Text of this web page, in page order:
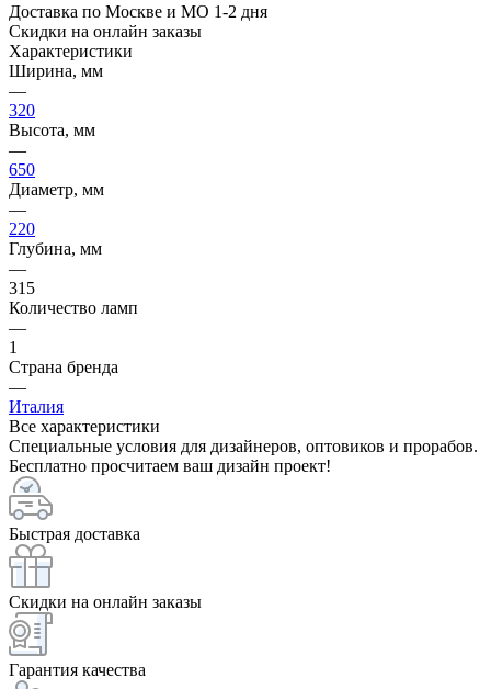
Доставка по Москве и МО 1-2 дня
Скидки на онлайн заказы
Характеристики
Ширина, мм
—
320
Высота, мм
—
650
Диаметр, мм
—
220
Глубина, мм
—
315
Количество ламп
—
1
Страна бренда
—
Италия
Все характеристики
Специальные условия для дизайнеров, оптовиков и прорабов.
Бесплатно просчитаем ваш дизайн проект!
Быстрая доставка
Скидки на онлайн заказы
Гарантия качества